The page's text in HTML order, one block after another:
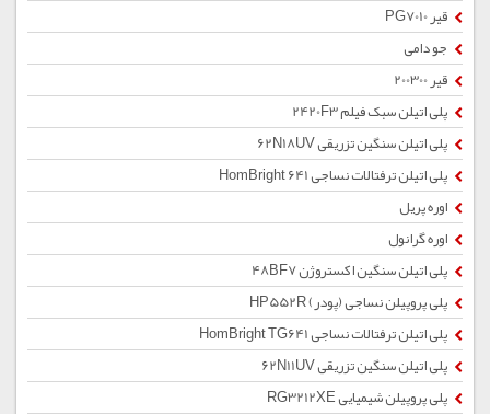
قیر PG7010
جو دامی
قیر 200300
پلی اتیلن سبک فیلم 2420F3
پلی اتیلن سنگین تزریقی 62N18UV
پلی اتیلن ترفتالات نساجی HomBright 641
اوره پریل
اوره گرانول
پلی اتیلن سنگین اکستروژن 48BF7
پلی پروپیلن نساجی (پودر) HP552R
پلی اتیلن ترفتالات نساجی HomBright TG641
پلی اتیلن سنگین تزریقی 62N11UV
پلی پروپیلن شیمیایی RG3212XE